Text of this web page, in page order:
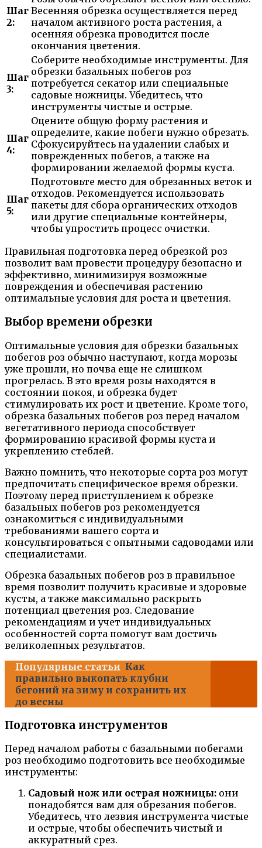
Шаг
2:
Весенняя обрезка осуществляется перед
началом активного роста растения, а
осенняя обрезка проводится после
окончания цветения.
Шаг
3:
Соберите необходимые инструменты. Для
обрезки базальных побегов роз
потребуется секатор или специальные
садовые ножницы. Убедитесь, что
инструменты чистые и острые.
Шаг
4:
Оцените общую форму растения и
определите, какие побеги нужно обрезать.
Сфокусируйтесь на удалении слабых и
поврежденных побегов, а также на
формировании желаемой формы куста.
Шаг
5:
Подготовьте место для обрезанных веток и
отходов. Рекомендуется использовать
пакеты для сбора органических отходов
или другие специальные контейнеры,
чтобы упростить процесс очистки.
Правильная подготовка перед обрезкой роз
позволит вам провести процедуру безопасно и
эффективно, минимизируя возможные
повреждения и обеспечивая растению
оптимальные условия для роста и цветения.
Выбор времени обрезки
Оптимальные условия для обрезки базальных
побегов роз обычно наступают, когда морозы
уже прошли, но почва еще не слишком
прогрелась. В это время розы находятся в
состоянии покоя, и обрезка будет
стимулировать их рост и цветение. Кроме того,
обрезка базальных побегов роз перед началом
вегетативного периода способствует
формированию красивой формы куста и
укреплению стеблей.
Важно помнить, что некоторые сорта роз могут
предпочитать специфическое время обрезки.
Поэтому перед приступлением к обрезке
базальных побегов роз рекомендуется
ознакомиться с индивидуальными
требованиями вашего сорта и
консультироваться с опытными садоводами или
специалистами.
Обрезка базальных побегов роз в правильное
время позволит получить красивые и здоровые
кусты, а также максимально раскрыть
потенциал цветения роз. Следование
рекомендациям и учет индивидуальных
особенностей сорта помогут вам достичь
великолепных результатов.
Популярные статьи Как
правильно выкопать клубни
бегоний на зиму и сохранить их
до весны
Подготовка инструментов
Перед началом работы с базальными побегами
роз необходимо подготовить все необходимые
инструменты:
Садовый нож или острая ножницы: они
понадобятся вам для обрезания побегов.
Убедитесь, что лезвия инструмента чистые
и острые, чтобы обеспечить чистый и
аккуратный срез.